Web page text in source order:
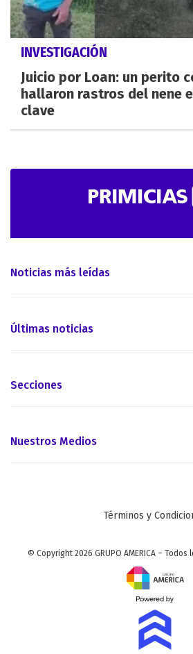
INVESTIGACIÓN
Juicio por Loan: un perito
hallaron rastros del nene
clave
Noticias más leídas
Últimas noticias
Secciones
Nuestros Medios
Términos y
© Copyright 2026 GRUPO AMERICA –